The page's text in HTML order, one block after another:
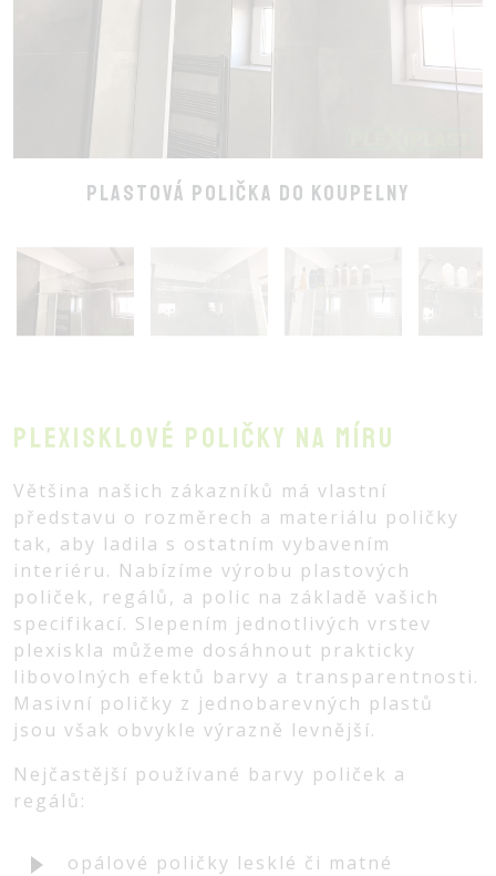
Plastová polička do koupelny
Plexisklové poličky na míru
Většina našich zákazníků má vlastní
představu o rozměrech a materiálu poličky
tak, aby ladila s ostatním vybavením
interiéru. Nabízíme výrobu plastových
poliček, regálů, a polic na základě vašich
specifikací. Slepením jednotlivých vrstev
plexiskla můžeme dosáhnout prakticky
libovolných efektů barvy a transparentnosti.
Masivní poličky z jednobarevných plastů
jsou však obvykle výrazně levnější.
Nejčastější používané barvy poliček a
regálů:
opálové poličky lesklé či matné